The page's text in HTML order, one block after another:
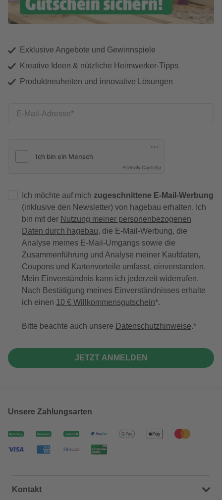
Exklusive Angebote und Gewinnspiele
Kreative Ideen & nützliche Heimwerker-Tipps
Produktneuheiten und innovative Lösungen
E-Mail-Adresse
Friendly Captcha
Ich möchte auf mich zugeschnittene E-Mail-Werbung
(inklusive den Newsletter) von hagebau erhalten. Ich
bin mit der Nutzung meiner personenbezogenen
Daten durch hagebau, die E-Mail-Werbung, die
Analyse meines E-Mail-Umgangs sowie die
Zusammenführung und Analyse meiner Kaufdaten,
Coupons und Kartenvorteile umfasst, einverstanden.
Mein Einverständnis kann ich jederzeit widerrufen.
Nach Bestätigung meines Einverständnisses erhalte
ich einen 10 € Willkommensgutschein*.
Bitte beachte auch unsere Datenschutzhinweise.
JETZT ANMELDEN
Unsere Zahlungsarten
Kontakt